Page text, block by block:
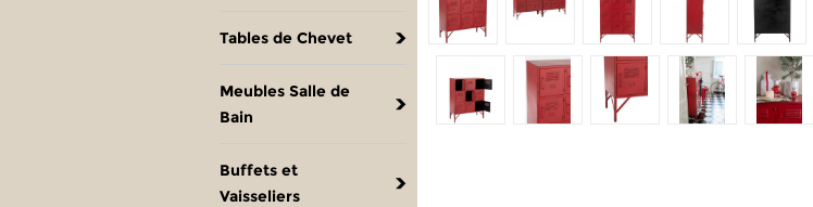
Tables de Chevet
Meubles Salle de
Bain
Buffets et
Vaisseliers